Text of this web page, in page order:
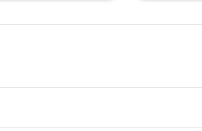
ATQ–JED: cmp-view-offers-
ATQ–JED: cmp-view-offers-
ATQ–JED: cmp-view-
ATQ–JED: cmp-view-
ATQ–JED: cmp-
ATQ–JED: